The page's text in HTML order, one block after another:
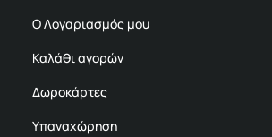
Ο Λογαριασμός μου
Καλάθι αγορών
Δωροκάρτες
Υπαναχώρηση